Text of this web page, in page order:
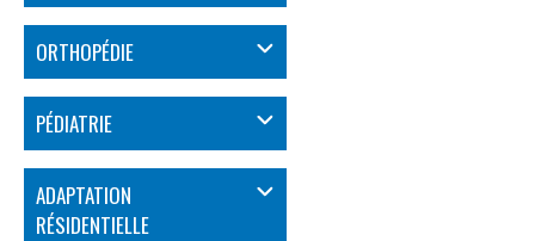
ORTHOPÉDIE
PÉDIATRIE
ADAPTATION
RÉSIDENTIELLE